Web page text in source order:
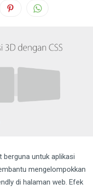
berguna untuk aplikasi
mengelompokkan
di halaman web. Efek